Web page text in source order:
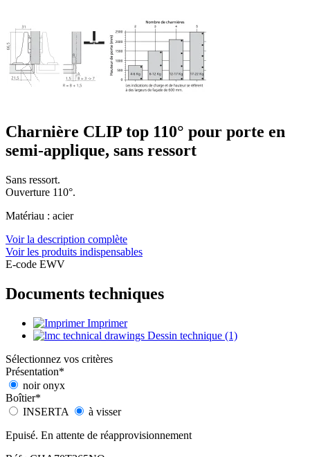
Charnière CLIP top 110° pour porte en
semi-applique, sans ressort
Sans ressort.
Ouverture 110°.
Matériau : acier
Voir la description complète
Voir les produits indispensables
E-code EWV
Documents techniques
Imprimer
Dessin technique (1)
Sélectionnez vos critères
Présentation*
noir onyx
Boîtier*
INSERTA
à visser
Epuisé. En attente de réapprovisionnement